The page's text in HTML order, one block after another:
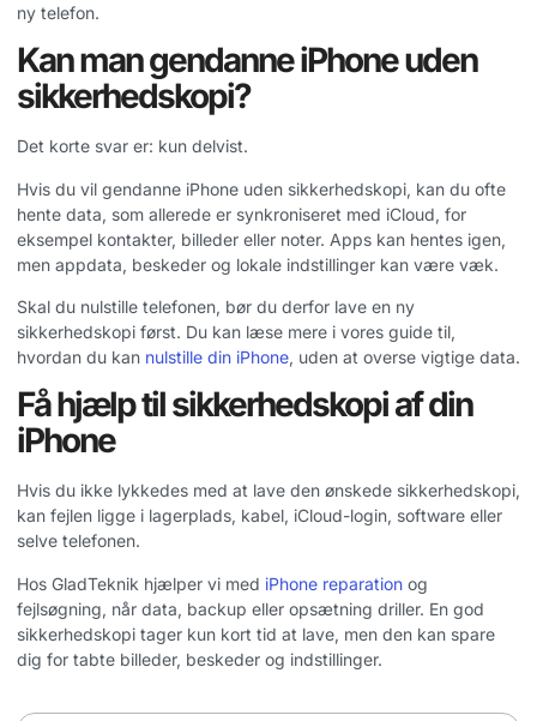
ny telefon.
Kan man gendanne iPhone uden
sikkerhedskopi?
Det korte svar er: kun delvist.
Hvis du vil gendanne iPhone uden sikkerhedskopi, kan du ofte
hente data, som allerede er synkroniseret med iCloud, for
eksempel kontakter, billeder eller noter. Apps kan hentes igen,
men appdata, beskeder og lokale indstillinger kan være væk.
Skal du nulstille telefonen, bør du derfor lave en ny
sikkerhedskopi først. Du kan læse mere i vores guide til,
hvordan du kan nulstille din iPhone, uden at overse vigtige data.
Få hjælp til sikkerhedskopi af din
iPhone
Hvis du ikke lykkedes med at lave den ønskede sikkerhedskopi,
kan fejlen ligge i lagerplads, kabel, iCloud-login, software eller
selve telefonen.
Hos GladTeknik hjælper vi med iPhone reparation og
fejlsøgning, når data, backup eller opsætning driller. En god
sikkerhedskopi tager kun kort tid at lave, men den kan spare
dig for tabte billeder, beskeder og indstillinger.